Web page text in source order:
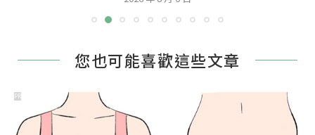
您也可能喜歡這些文章
PR